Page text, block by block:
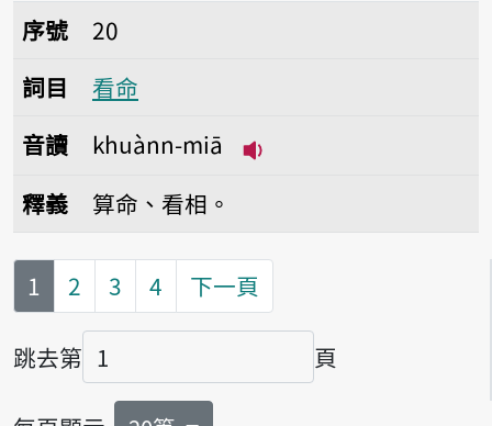
序號20看命
序號
20
詞目
看命
音讀
khuànn-miā
釋義 算命、看相。
第
1 2 3 4 下一頁
跳去第
頁碼
頁